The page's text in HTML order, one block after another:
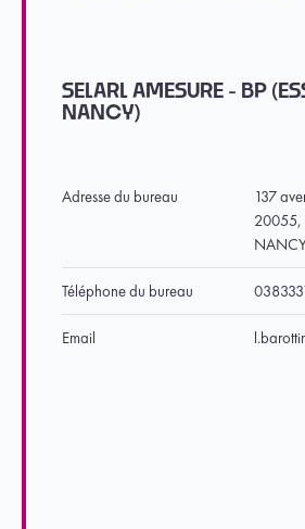
SELARL AMESURE - BP
NANCY)
Adresse du bureau
137
20055,
Téléphone du bureau
Email